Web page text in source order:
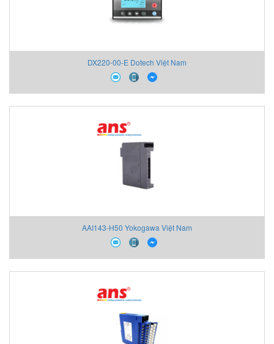
DX220-00-E Dotech Việt Nam
AAI143-H50 Yokogawa Việt Nam